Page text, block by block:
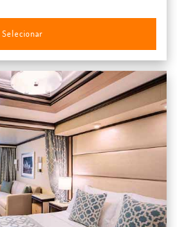
Selecionar